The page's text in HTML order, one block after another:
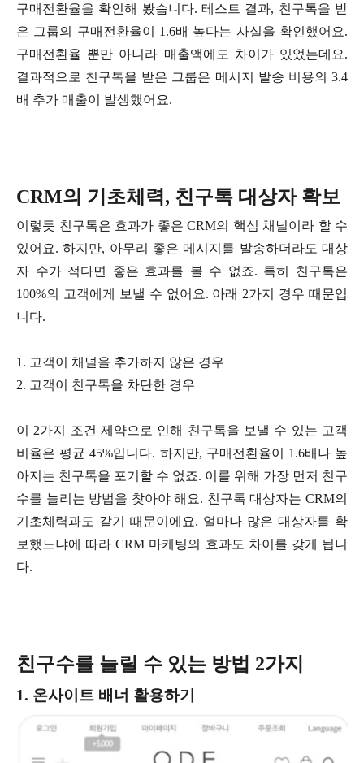
구매전환율을 확인해 봤습니다. 테스트 결과, 친구톡을 받
은 그룹의 구매전환율이 1.6배 높다는 사실을 확인했어요.
구매전환율 뿐만 아니라 매출액에도 차이가 있었는데요.
결과적으로 친구톡을 받은 그룹은 메시지 발송 비용의 3.4
배 추가 매출이 발생했어요.
CRM의 기초체력, 친구톡 대상자 확보
이렇듯 친구톡은 효과가 좋은 CRM의 핵심 채널이라 할 수
있어요. 하지만, 아무리 좋은 메시지를 발송하더라도 대상
자 수가 적다면 좋은 효과를 볼 수 없죠. 특히 친구톡은
100%의 고객에게 보낼 수 없어요. 아래 2가지 경우 때문입
니다.
1. 고객이 채널을 추가하지 않은 경우
2. 고객이 친구톡을 차단한 경우
이 2가지 조건 제약으로 인해 친구톡을 보낼 수 있는 고객
비율은 평균 45%입니다. 하지만, 구매전환율이 1.6배나 높
아지는 친구톡을 포기할 수 없죠. 이를 위해 가장 먼저 친구
수를 늘리는 방법을 찾아야 해요. 친구톡 대상자는 CRM의
기초체력과도 같기 때문이에요. 얼마나 많은 대상자를 확
보했느냐에 따라 CRM 마케팅의 효과도 차이를 갖게 됩니
다.
친구수를 늘릴 수 있는 방법 2가지
1. 온사이트 배너 활용하기